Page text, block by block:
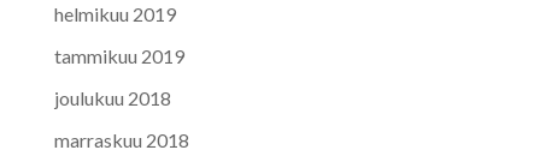
helmikuu 2019
tammikuu 2019
joulukuu 2018
marraskuu 2018